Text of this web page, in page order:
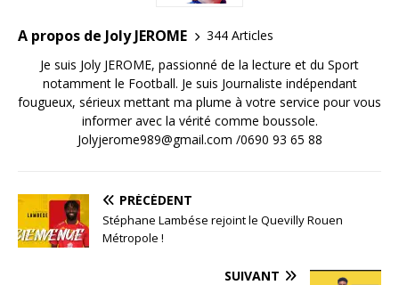
A propos de Joly JEROME
344 Articles
Je suis Joly JEROME, passionné de la lecture et du Sport
notamment le Football. Je suis Journaliste indépendant
fougueux, sérieux mettant ma plume à votre service pour vous
informer avec la vérité comme boussole.
Jolyjerome989@gmail.com /0690 93 65 88
PRÉCÉDENT
Stéphane Lambése rejoint le Quevilly Rouen
Métropole !
SUIVANT